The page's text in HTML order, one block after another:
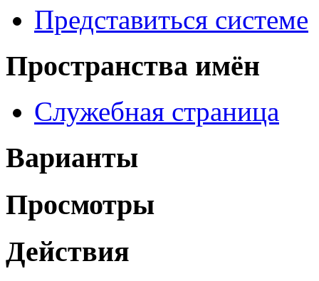
Представиться системе
Пространства имён
Служебная страница
Варианты
Просмотры
Действия